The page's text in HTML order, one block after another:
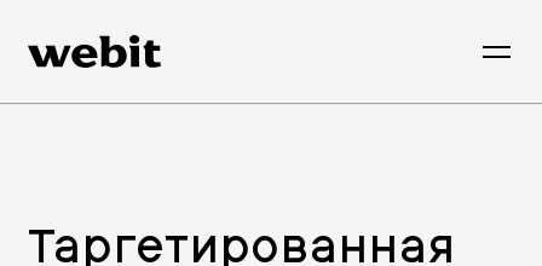
Таргетированная